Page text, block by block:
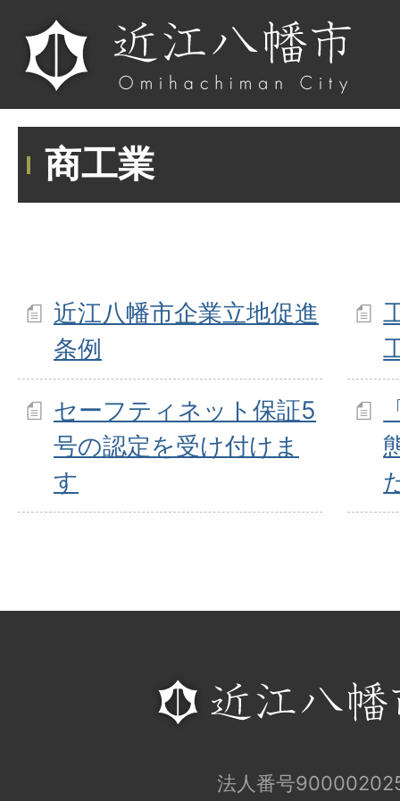
商工業
近江八幡市企業立地促進
条例
セーフティネット保証5
号の認定を受け付けま
す
法人番号